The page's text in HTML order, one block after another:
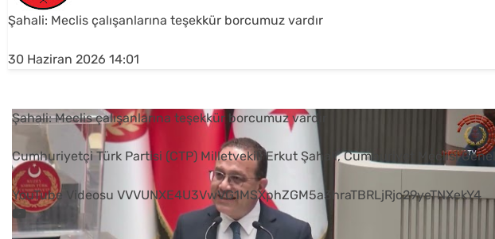
Şahali: Meclis çalışanlarına teşekkür borcumuz vardır
30 Haziran 2026 14:01
Şahali: Meclis çalışanlarına teşekkür borcumuz vardır
Cumhuriyetçi Türk Partisi (CTP) Milletvekili Erkut Şahali, Cumhuriyet Meclisi Genel
YouTube Videosu VVVUNXE4U3VwVG1MSXphZGM5a3hraTBRLjRjc29yeTNXekY4